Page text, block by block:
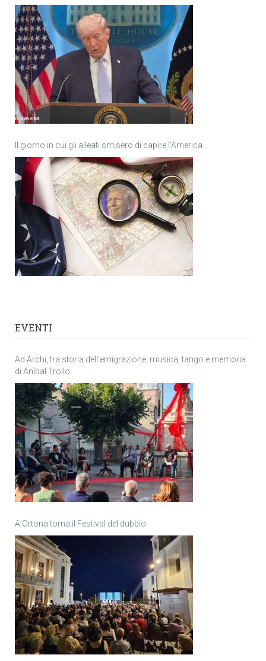
Il giorno in cui gli alleati smisero di capire l’America
EVENTI
Ad Archi, tra storia dell’emigrazione, musica, tango e memoria
di Anìbal Troilo
A Ortona torna il Festival del dubbio